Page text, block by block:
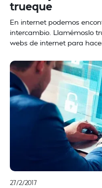
trueque
En internet podemos
intercambio. Llamémoslo
webs de internet para
27/2/2017